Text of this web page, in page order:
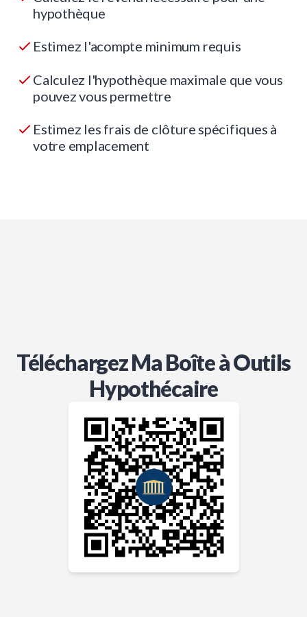
hypothèque
Estimez l'acompte minimum requis
Calculez l'hypothèque maximale que vous
pouvez vous permettre
Estimez les frais de clôture spécifiques à
votre emplacement
Téléchargez Ma Boîte à Outils
Hypothécaire